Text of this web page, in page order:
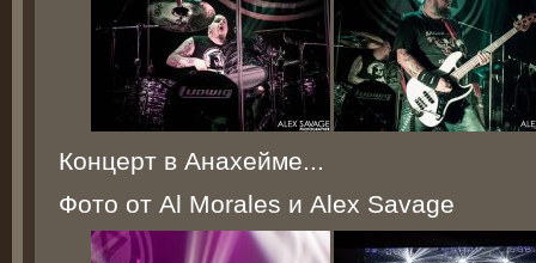
Концерт в Анахейме...
Фото от Al Morales и Alex Savage